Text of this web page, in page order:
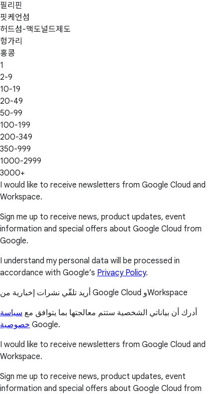
필리핀
핏케언섬
허드섬-맥도널드제도
헝가리
홍콩
1
2-9
10-19
20-49
50-99
100-199
200-349
350-999
1000-2999
3000+
I would like to receive newsletters from Google Cloud and
Workspace.
Sign me up to receive news, product updates, event
information and special offers about Google Cloud from
Google.
I understand my personal data will be processed in
accordance with Google’s Privacy Policy.
أريد تلقّي نشرات إخبارية من Google Cloud وWorkspace
أدرك أن بياناتي الشخصية ستتم معالجتها بما يتوافق مع سياسة
خصوصية Google.
I would like to receive newsletters from Google Cloud and
Workspace.
Sign me up to receive news, product updates, event
information and special offers about Google Cloud from